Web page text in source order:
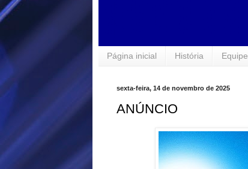
Página inicial História Equipe
sexta-feira, 14 de novembro de 2025
ANÚNCIO